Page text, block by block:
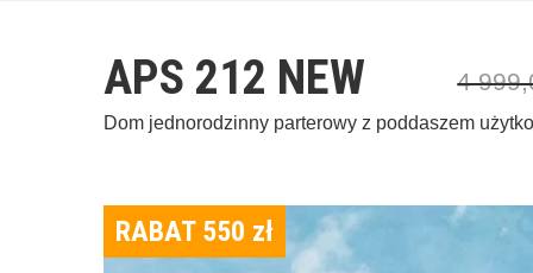
APS 212 NEW 4
Dom jednorodzinny parterowy z poddaszem
RABAT 550 zł